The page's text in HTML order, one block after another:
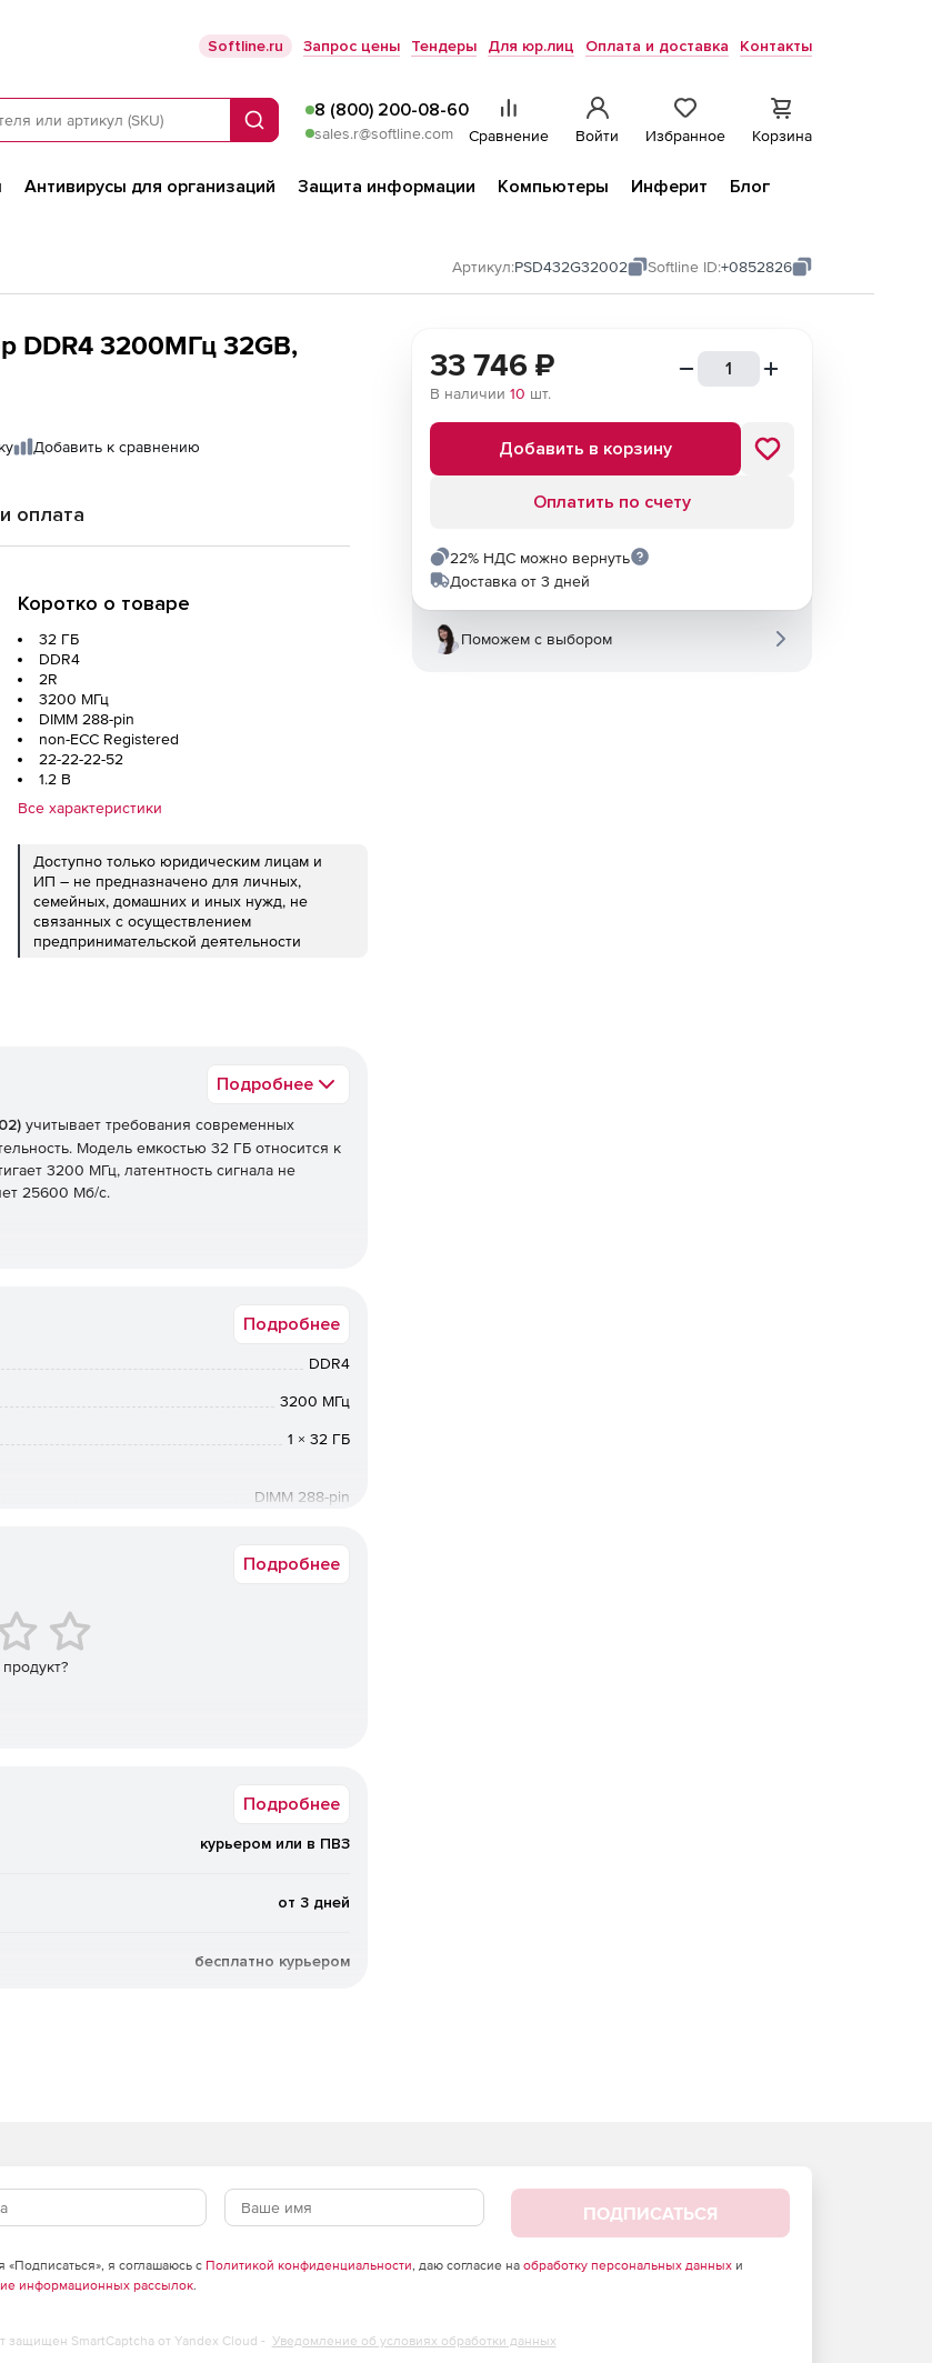
Softline.ru Запрос цены Тендеры Для юр.лиц Оплата и доставка Контакты
Поиск
8 (800) 200-08-60
sales.r@softline.com Сравнение Войти Избранное Корзина
Антивирусы для организаций Защита информации Компьютеры Инферит
Блог
Артикул:PSD432G32002 Softline ID:+0852826
DDR4 3200МГц 32GB,
Добавить к сравнению
оплата
Коротко о товаре
32 ГБ
DDR4
2R
3200 МГц
DIMM 288-pin
non-ECC Registered
22-22-22-52
1.2 В
Все характеристики
Доступно только юридическим лицам и
ИП – не предназначено для личных,
семейных, домашних и иных нужд, не
связанных с осуществлением
предпринимательской деятельности
Подробнее
учитывает требования современных
Модель емкостью 32 ГБ относится к
3200 МГц, латентность сигнала не
25600 Мб/с.
Подробнее
DDR4
3200 МГц
1 × 32 ГБ
DIMM 288-pin
Подробнее
Подробнее
курьером или в ПВЗ
от 3 дней
бесплатно курьером
33 746 ₽
В наличии 10 шт.
Добавить в корзину
Оплатить по счету
22% НДС можно вернуть
Доставка от 3 дней
Поможем с выбором
ПОДПИСАТЬСЯ
«Подписаться», я соглашаюсь с Политикой конфиденциальности, даю согласие на обработку персональных данныхи
информационных рассылок.
защищен SmartCaptcha от Yandex Cloud - Уведомление об условиях обработки данных